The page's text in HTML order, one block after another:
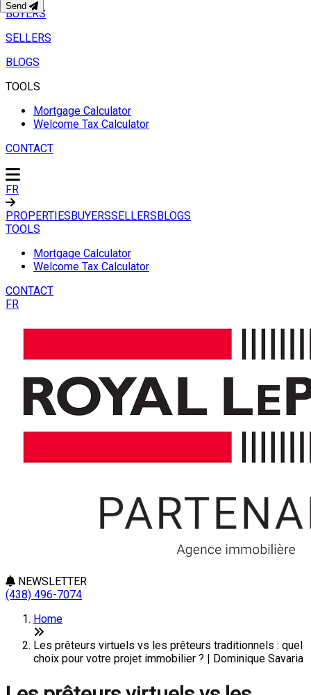
BUYERS
SELLERS
BLOGS
TOOLS
Mortgage Calculator
Welcome Tax Calculator
CONTACT
FR
PROPERTIESBUYERSSELLERSBLOGS
TOOLS
Mortgage Calculator
Welcome Tax Calculator
CONTACT
FR
NEWSLETTER
(438) 496-7074
Home
Les prêteurs virtuels vs les prêteurs traditionnels : quel
choix pour votre projet immobilier ? | Dominique Savaria
Send